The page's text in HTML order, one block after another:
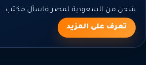
شحن من السعودية لمصر فاسأل مكتب...
تعرف على المزيد